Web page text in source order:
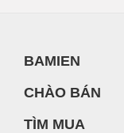
BAMIEN
CHÀO BÁN
TÌM MUA